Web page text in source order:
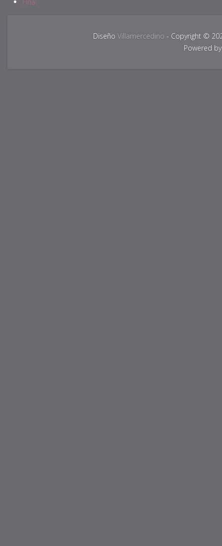
Diseño Villamercedino - Copyright ©
Powered